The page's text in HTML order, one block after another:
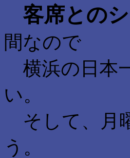
客席との
間なので
横浜の日本
い。
そして、月
う。